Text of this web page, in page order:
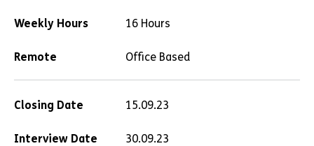
Weekly Hours 16 Hours
Remote Office Based
Closing Date 15.09.23
Interview Date 30.09.23